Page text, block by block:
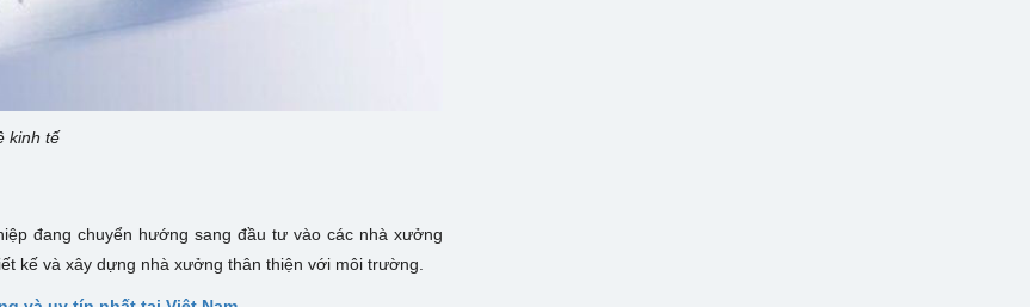
kinh tế
đang chuyển hướng sang đầu tư vào các nhà xưởng
kế và xây dựng nhà xưởng thân thiện với môi trường.